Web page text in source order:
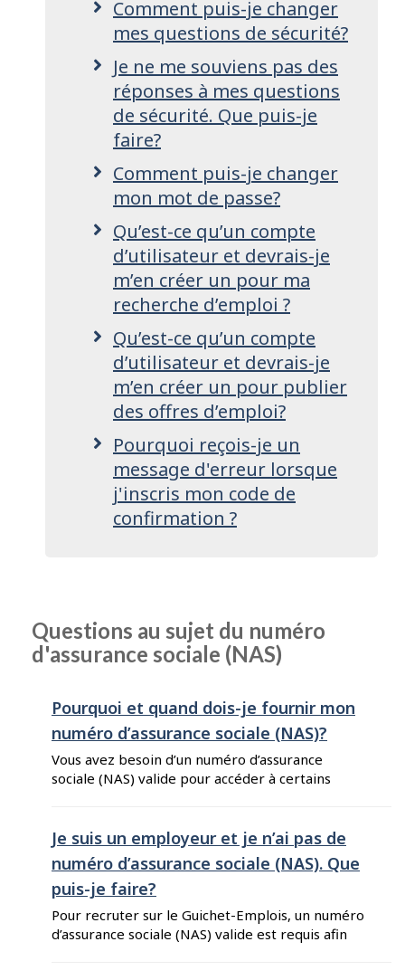
Comment puis-je changer
mes questions de sécurité?
Je ne me souviens pas des
réponses à mes questions
de sécurité. Que puis-je
faire?
Comment puis-je changer
mon mot de passe?
Qu’est-ce qu’un compte
d’utilisateur et devrais-je
m’en créer un pour ma
recherche d’emploi ?
Qu’est-ce qu’un compte
d’utilisateur et devrais-je
m’en créer un pour publier
des offres d’emploi?
Pourquoi reçois-je un
message d'erreur lorsque
j'inscris mon code de
confirmation ?
Questions au sujet du numéro
d'assurance sociale (NAS)
Pourquoi et quand dois-je fournir mon
numéro d’assurance sociale (NAS)?
Vous avez besoin d’un numéro d’assurance
sociale (NAS) valide pour accéder à certains
environnement plus sécuritaire pour les
chercheurs d’emploi et les employeurs. Votre
NAS ne sera ni utilisé ni communiqué à d’autres
fins. Votre NAS n’est pas conservé dans ...
Je suis un employeur et je n’ai pas de
numéro d’assurance sociale (NAS). Que
puis-je faire?
Pour recruter sur le Guichet-Emplois, un numéro
d’assurance sociale (NAS) valide est requis afin